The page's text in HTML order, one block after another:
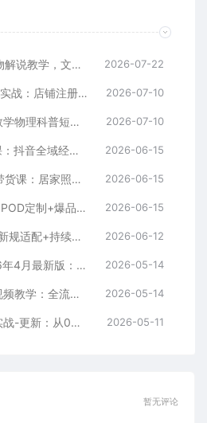
抖音8万粉博主篮球人物解说教学，文案剪辑全套实操，玩转伙伴计划精选单日收益破千 2026-07-22
TikTok店铺从0到1落地实战：店铺注册+产品上架+物流回款+内容剪辑，小白也能出单 2026-07-10
抖音7W粉博主亲授！数学物理科普短视频，单日300-500，伙伴计划+收徒+商单全变现 2026-07-10
2026新实体获客必修课：抖音全域经营实操，从认知破局到持续盈利 2026-06-15
抖音绿幕+视频号直播带货课：居家照着稿子念起号，手机电脑双场景搭建全流程 2026-06-15
东南亚TK本土店实操：POD定制+爆品截流+暴力冷启动，0粉也能开橱窗带货 2026-06-15
抖音自然流拉爆教程：新规适配+持续更新，话术+投放+起号一站式实战教学（更新26年5月11） 2026-06-12
抖音卡日常搬运术2026年4月最新版：影视账号爆款涨粉玩法，外面售价5000元核心 2026-05-14
抖音7W博主电影盘点视频教学：全流程剪辑制作+收益开通+商单收徒，零基础快速变现 2026-05-14
2026TikTok跨境电商实战-更新：从0到1跑通注册选品上架，出单发货回款全流程手把手教学 2026-05-11
暂无评论